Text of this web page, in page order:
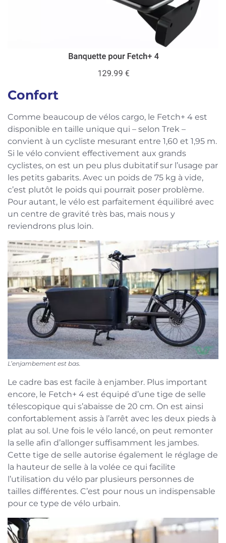
Confort
Comme beaucoup de vélos cargo, le Fetch+ 4 est
disponible en taille unique qui – selon Trek –
convient à un cycliste mesurant entre 1,60 et 1,95 m.
Si le vélo convient effectivement aux grands
cyclistes, on est un peu plus dubitatif sur l’usage par
les petits gabarits. Avec un poids de 75 kg à vide,
c’est plutôt le poids qui pourrait poser problème.
Pour autant, le vélo est parfaitement équilibré avec
un centre de gravité très bas, mais nous y
reviendrons plus loin.
L’enjambement est bas.
Le cadre bas est facile à enjamber. Plus important
encore, le Fetch+ 4 est équipé d’une tige de selle
télescopique qui s’abaisse de 20 cm. On est ainsi
confortablement assis à l’arrêt avec les deux pieds à
plat au sol. Une fois le vélo lancé, on peut remonter
la selle afin d’allonger suffisamment les jambes.
Cette tige de selle autorise également le réglage de
la hauteur de selle à la volée ce qui facilite
l’utilisation du vélo par plusieurs personnes de
tailles différentes. C’est pour nous un indispensable
pour ce type de vélo urbain.